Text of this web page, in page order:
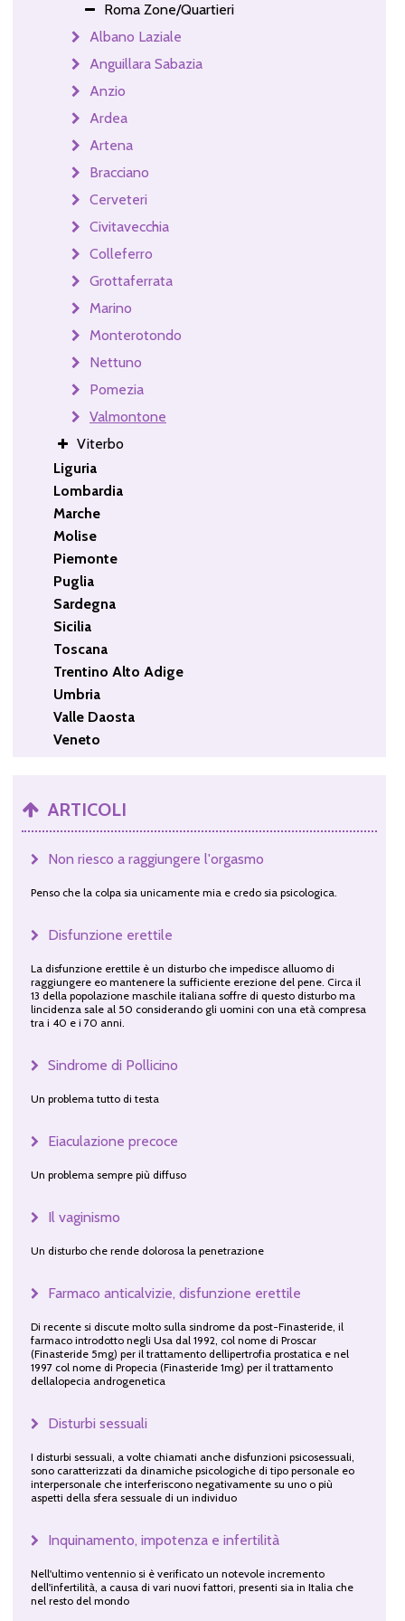
Roma Zone/Quartieri
Albano Laziale
Anguillara Sabazia
Anzio
Ardea
Artena
Bracciano
Cerveteri
Civitavecchia
Colleferro
Grottaferrata
Marino
Monterotondo
Nettuno
Pomezia
Valmontone
Viterbo
Liguria
Lombardia
Marche
Molise
Piemonte
Puglia
Sardegna
Sicilia
Toscana
Trentino Alto Adige
Umbria
Valle Daosta
Veneto
ARTICOLI
Non riesco a raggiungere l'orgasmo
Penso che la colpa sia unicamente mia e credo sia psicologica.
Disfunzione erettile
La disfunzione erettile è un disturbo che impedisce alluomo di
raggiungere eo mantenere la sufficiente erezione del pene. Circa il
13 della popolazione maschile italiana soffre di questo disturbo ma
lincidenza sale al 50 considerando gli uomini con una età compresa
tra i 40 e i 70 anni.
Sindrome di Pollicino
Un problema tutto di testa
Eiaculazione precoce
Un problema sempre più diffuso
Il vaginismo
Un disturbo che rende dolorosa la penetrazione
Farmaco anticalvizie, disfunzione erettile
Di recente si discute molto sulla sindrome da post-Finasteride, il
farmaco introdotto negli Usa dal 1992, col nome di Proscar
(Finasteride 5mg) per il trattamento dellipertrofia prostatica e nel
1997 col nome di Propecia (Finasteride 1mg) per il trattamento
dellalopecia androgenetica
Disturbi sessuali
I disturbi sessuali, a volte chiamati anche disfunzioni psicosessuali,
sono caratterizzati da dinamiche psicologiche di tipo personale eo
interpersonale che interferiscono negativamente su uno o più
aspetti della sfera sessuale di un individuo
Inquinamento, impotenza e infertilità
Nell'ultimo ventennio si è verificato un notevole incremento
dell'infertilità, a causa di vari nuovi fattori, presenti sia in Italia che
nel resto del mondo